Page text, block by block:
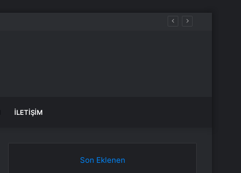
İLETIŞIM
Son Eklenen